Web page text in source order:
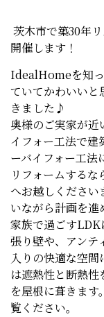
茨木市で築30年
開催します！
IdealHomeを知
ていてかわいいと
きました♪
奥様のご実家が近
イフォー工法で建
ーバイフォー工法
リフォームする
へお越しください
いながら計画を進
家族で過ごすLDK
張り壁や、アンテ
入りの快適な空
は遮熱性と断熱
を屋根に葺きま
覧ください。